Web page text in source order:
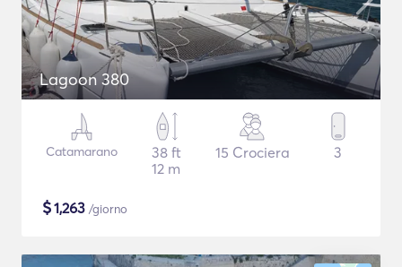
Lagoon 380
Catamarano
38 ft
12 m
15 Crociera 3
$1,263 /giorno